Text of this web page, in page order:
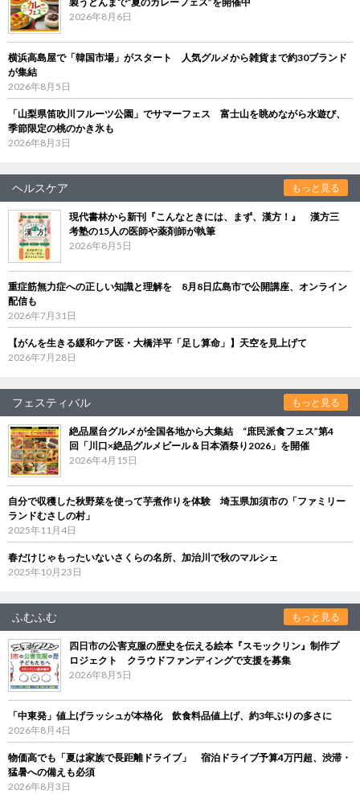
2026年8月6日
横浜高島屋で「韓国市場」がスタート 人気グルメから雑貨まで約30ブランド
が集結
2026年8月5日
「山梨県笛吹川フルーツ公園」でサマーフェス 富士山を眺めながら水遊び、
季節限定の桃のかき氷も
2026年8月3日
ヘルスケア もっと見る
現代書林から新刊『こんなときには、まず、漢方！』 漢方三
考塾の15人の医師や薬剤師が執筆
2026年8月5日
重症筋無力症への正しい知識と理解を 8月8日広島市で公開講座、オンライン
配信も
2026年7月31日
【がんを生きる緩和ケア医・大橋洋平「足し算命」】天空を見上げて
2026年7月28日
フェスティバル もっと見る
絶品屋台グルメが全国各地から大集結 “庶民派食フェス”第4
回「川口×絶品グルメビール＆日本酒祭り2026」を開催
2026年4月15日
自分で収穫した秋野菜を使って芋煮作りを体験 埼玉県加須市の「ファミリー
ランドむさしの村」
2025年11月4日
春だけじゃもったいないさくらの名所、加治川で秋のマルシェ
2025年10月23日
ふむふむ もっと見る
四日市の公害克服の歴史を伝える絵本『スモックリン』制作プ
ロジェクト クラウドファンディングで支援を募集
2026年8月5日
「中東発」値上げラッシュが本格化 飲食料品値上げ、約3年ぶりの多さに
2026年8月4日
物価高でも「夏は家族で長距離ドライブ」 宿泊ドライブ予算4万円超、渋滞・
猛暑への備えも必須
2026年8月3日